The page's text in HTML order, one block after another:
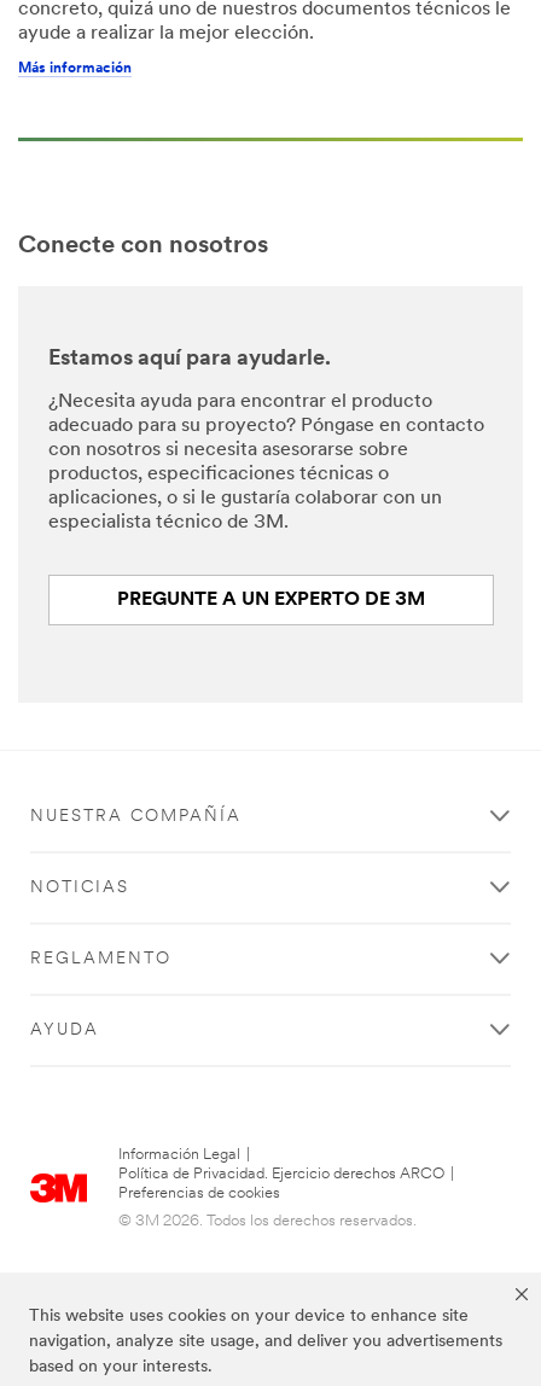
This website uses cookies on your device to enhance site
navigation, analyze site usage, and deliver you advertisements
based on your interests.
concreto, quizá uno de nuestros documentos técnicos le
ayude a realizar la mejor elección.
Más información
Conecte con nosotros
Estamos aquí para ayudarle.
¿Necesita ayuda para encontrar el producto
adecuado para su proyecto? Póngase en contacto
con nosotros si necesita asesorarse sobre
productos, especificaciones técnicas o
aplicaciones, o si le gustaría colaborar con un
especialista técnico de 3M.
PREGUNTE A UN EXPERTO DE 3M
NUESTRA COMPAÑÍA
NOTICIAS
REGLAMENTO
AYUDA
Información Legal
Política de Privacidad. Ejercicio derechos ARCO
Preferencias de cookies
© 3M 2026. Todos los derechos reservados.